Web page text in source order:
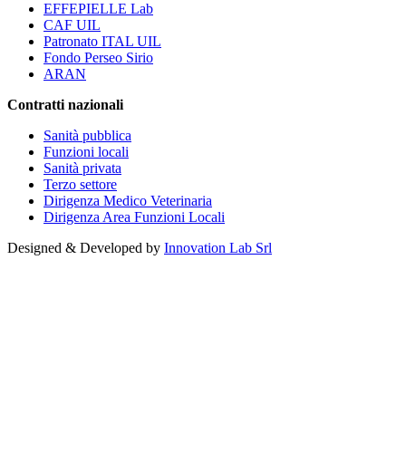
EFFEPIELLE Lab
CAF UIL
Patronato ITAL UIL
Fondo Perseo Sirio
ARAN
Contratti nazionali
Sanità pubblica
Funzioni locali
Sanità privata
Terzo settore
Dirigenza Medico Veterinaria
Dirigenza Area Funzioni Locali
Designed & Developed by Innovation Lab Srl